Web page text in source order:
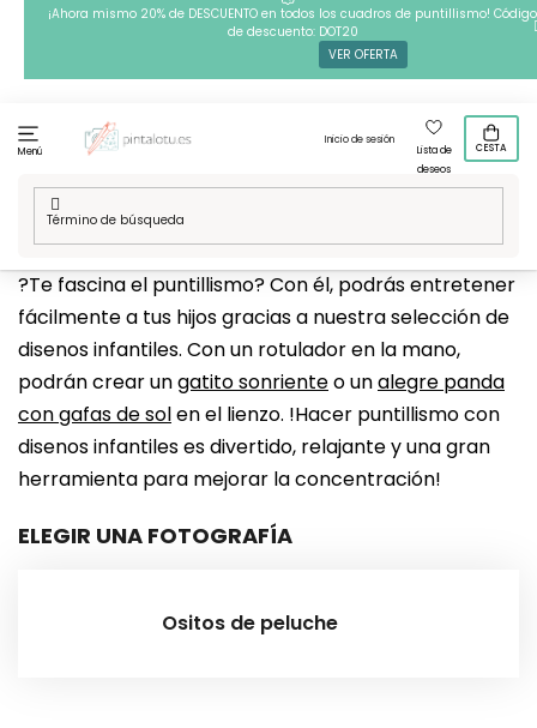
contenido
¡Ahora mismo 20% de DESCUENTO en todos los cuadros de puntillismo! Código
de descuento: DOT20
VER OFERTA
Menú
Inicio de sesión
Lista de
deseos
CESTA
Inicio
Técnicas / Puntillismo
?Te fascina el puntillismo? Con él, podrás entretener
fácilmente a tus hijos gracias a nuestra selección de
disenos infantiles. Con un rotulador en la mano,
podrán crear ungatito sonrienteo unalegre panda
con gafas de solen el lienzo. !Hacer puntillismo con
disenos infantiles es divertido, relajante y una gran
herramienta para mejorar la concentración!
ELEGIR UNA FOTOGRAFÍA
Ositos de peluche